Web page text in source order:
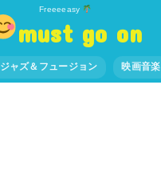
Freeeeasy
must go on
ジャズ＆フュージョン 映画音楽